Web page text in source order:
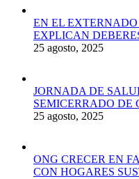
EN EL
EXPLICAN
25 agosto, 2025
JORNADA DE
SEMICERRADO DE
25 agosto, 2025
ONG CRECER EN
CON HOGARES